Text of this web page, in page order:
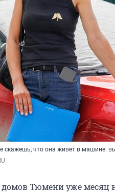
скажешь, что она живет в машине:
Тюмени уже месяц